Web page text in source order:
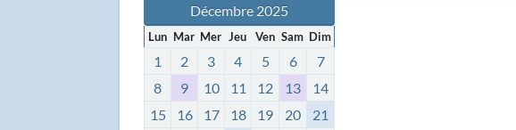
Décembre 2025
Lun Mar Mer Jeu Ven Sam Dim
1 2 3 4 5 6
7
8
9 10 11 12 13
14
15
16 17 18 19 20
21